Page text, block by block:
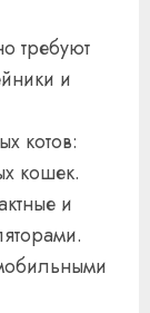
требуют
и
котов:
кошек.
и